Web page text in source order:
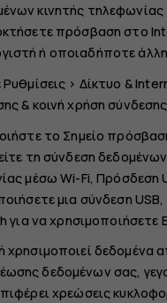
κινητής
πρόσβαση στο
ή οποιαδήποτε
Ρυθμίσεις > Δίκτυο &
& κοινή χρήση σύνδεσης
το Σημείο
τη σύνδεση δεδομένων
μέσω Wi-Fi,Πρόσδεση
μια σύνδεση USB,
για να χρησιμοποιήσετε
χρησιμοποιεί δεδομένα
δεδομένων σας,
χρεώσεις